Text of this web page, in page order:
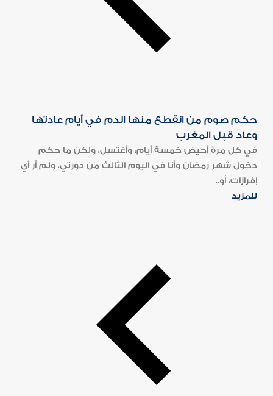
حكم صوم من انقطع منها الدم في أيام عادتها
وعاد قبل المغرب
في كل مرة أحيض خمسة أيام، وأغتسل، ولكن ما حكم
دخول شهر رمضان وأنا في اليوم الثالث من دورتي، ولم أر أي
إفرازات، أو..
للمزيد